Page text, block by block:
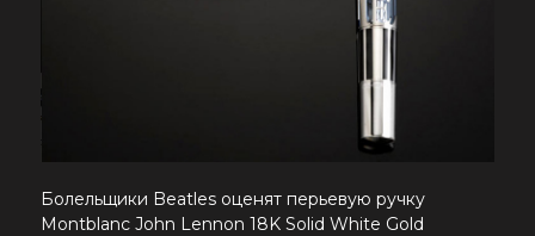
Болельщики Beatles оценят перьевую ручку
Montblanc John Lennon 18K Solid White Gold